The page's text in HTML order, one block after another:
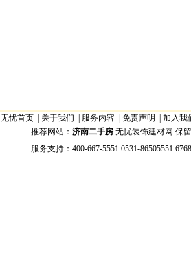
无忧首页 关于我们 服务内容 免责声明
加入我
推荐网站： 济南二手房 无忧装饰建材网 保
服务支持：400-667-5551 0531-86505551